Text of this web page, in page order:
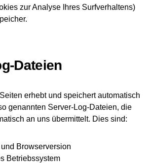
zur Analyse Ihres Surfverhaltens)
Dateien
erhebt und speichert automatisch
genannten Server-Log-Dateien, die
an uns übermittelt. Dies sind:
Browserversion
Betriebssystem